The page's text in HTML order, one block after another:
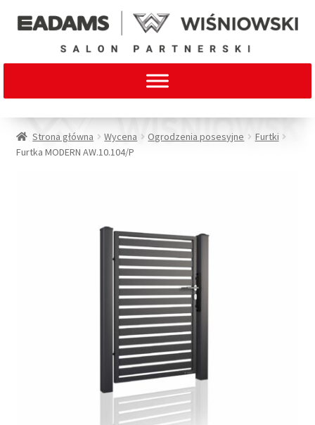
Strona główna Wycena Ogrodzenia posesyjne
Furtki
Furtka MODERN AW.10.104/P